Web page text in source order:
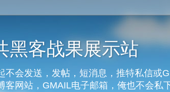
黑客战果展示站
不会发送，发帖，短消息，推特私信或
客网站，GMAIL电子邮箱，俺也不会